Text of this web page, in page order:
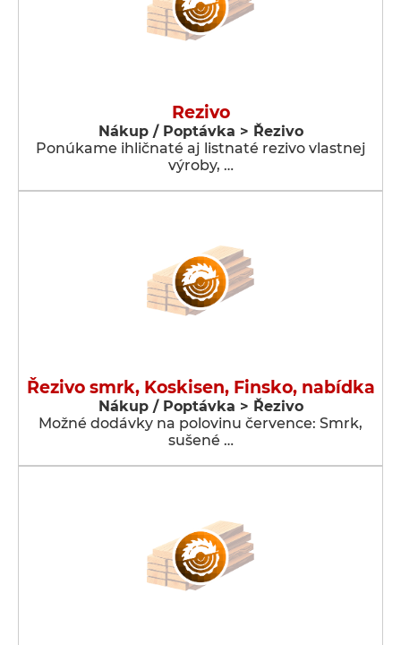
Rezivo
Nákup / Poptávka > Řezivo
Ponúkame ihličnaté aj listnaté rezivo vlastnej
výroby, …
Řezivo smrk, Koskisen, Finsko, nabídka
Nákup / Poptávka > Řezivo
Možné dodávky na polovinu července: Smrk,
sušené …